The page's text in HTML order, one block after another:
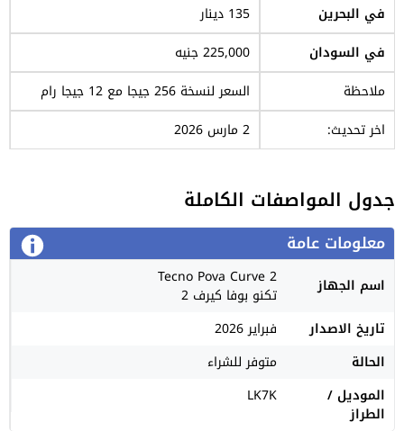
في البحرين
135 دينار
في السودان
225,000 جنيه
ملاحظة
السعر لنسخة 256 جيجا مع 12 جيجا رام
اخر تحديث:
2 مارس 2026
جدول المواصفات الكاملة
معلومات عامة
اسم الجهاز Tecno Pova Curve 2
تكنو بوفا كيرف 2
تاريخ الاصدار
فبراير 2026
الحالة
متوفر للشراء
الموديل /
الطراز
LK7K